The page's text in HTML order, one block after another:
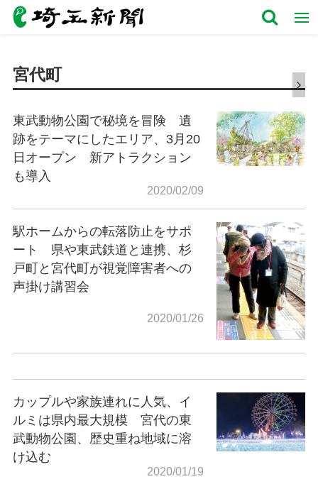
宮代町
東武動物公園で秘境を冒険 遺
跡をテーマにしたエリア、3月20
日オープン 新アトラクション
も導入
2020/02/09
駅ホームからの転落防止をサポ
ート 県や東武鉄道と連携、杉
戸町と宮代町が視覚障害者への
声掛け講習会
2020/01/26
カップルや家族連れに人気、イ
ルミは県内最大規模 宮代の東
武動物公園、歴史重ね地域に溶
け込む
2020/01/19